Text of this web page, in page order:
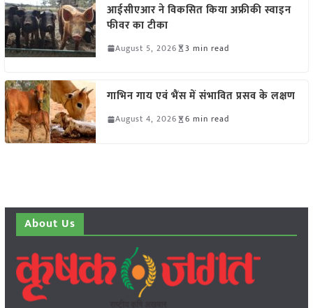
आईसीएआर ने विकसित किया अफ्रीकी स्वाइन
फीवर का टीका
August 5, 2026 3 min read
गाभिन गाय एवं भैंस में संभावित प्रसव के लक्षण
August 4, 2026 6 min read
About Us